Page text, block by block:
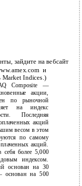
зайдите на вебсайт
и
Market Indices.)
Composite —
акции,
по рыночной
на индекс
Последняя
акций
весом в этом
по самому
акций.
себя более 5,000
индексом.
основан на 30
на 500